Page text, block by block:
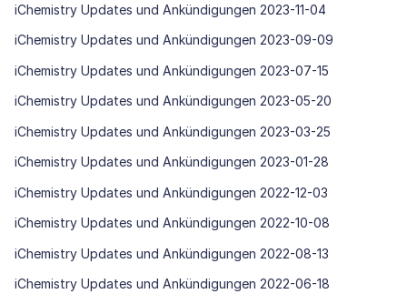
iChemistry Updates und Ankündigungen 2023-11-04
iChemistry Updates und Ankündigungen 2023-09-09
iChemistry Updates und Ankündigungen 2023-07-15
iChemistry Updates und Ankündigungen 2023-05-20
iChemistry Updates und Ankündigungen 2023-03-25
iChemistry Updates und Ankündigungen 2023-01-28
iChemistry Updates und Ankündigungen 2022-12-03
iChemistry Updates und Ankündigungen 2022-10-08
iChemistry Updates und Ankündigungen 2022-08-13
iChemistry Updates und Ankündigungen 2022-06-18